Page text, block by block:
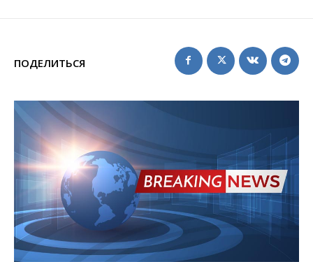
ПОДЕЛИТЬСЯ